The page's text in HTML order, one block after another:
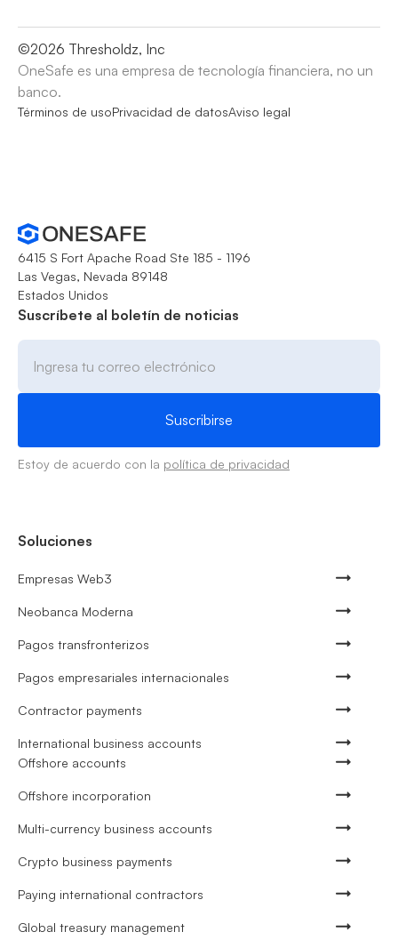
©2026 Thresholdz, Inc
OneSafe es una empresa de tecnología financiera, no un
banco.
Términos de usoPrivacidad de datosAviso legal
6415 S Fort Apache Road Ste 185 - 1196
Las Vegas, Nevada 89148
Estados Unidos
Suscríbete al boletín de noticias
Estoy de acuerdo con la política de privacidad
Soluciones
Empresas Web3
Neobanca Moderna
Pagos transfronterizos
Pagos empresariales internacionales
Contractor payments
International business accounts
Offshore accounts
Offshore incorporation
Multi-currency business accounts
Crypto business payments
Paying international contractors
Global treasury management